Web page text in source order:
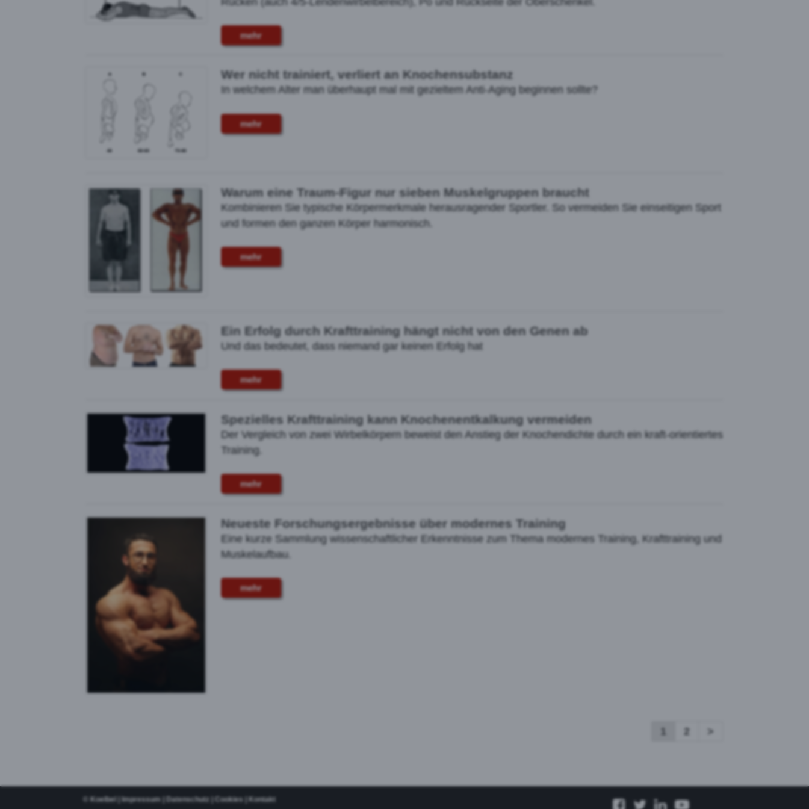
mehr
Wer nicht trainiert, verliert an Knochensubstanz
In welchem Alter man überhaupt mal mit gezieltem Anti-Aging beginnen sollte?
mehr
Warum eine Traum-Figur nur sieben Muskelgruppen braucht
Kombinieren Sie typische Körpermerkmale herausragender Sportler. So vermeiden Sie einseitigen Sport
und formen den ganzen Körper harmonisch.
mehr
Ein Erfolg durch Krafttraining hängt nicht von den Genen ab
Und das bedeutet, dass niemand gar keinen Erfolg hat
mehr
Spezielles Krafttraining kann Knochenentkalkung vermeiden
Der Vergleich von zwei Wirbelkörpern beweist den Anstieg der Knochendichte durch ein kraft-orientiertes
Training.
mehr
Neueste Forschungsergebnisse über modernes Training
Eine kurze Sammlung wissenschaftlicher Erkenntnisse zum Thema modernes Training, Krafttraining und
Muskelaufbau.
mehr
1 2 >
Koelbel Impressum Datenschutz Cookies Kontakt